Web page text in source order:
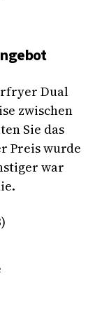
Dual
zwischen
Sie das
Preis wurde
war